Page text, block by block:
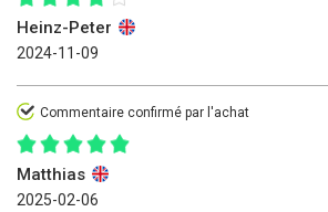
Heinz-Peter
2024-11-09
Commentaire confirmé par l'achat
Matthias
2025-02-06